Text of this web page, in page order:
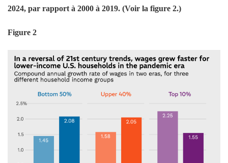
2024, par rapport à 2000 à 2019. (Voir la figure 2.)
Figure 2